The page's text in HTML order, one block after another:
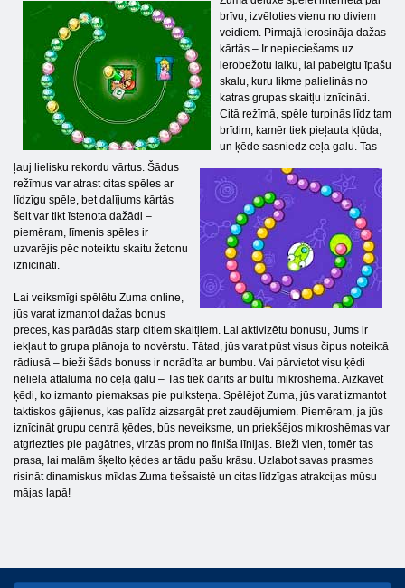
brīvu, izvēloties vienu no diviem
veidiem. Pirmajā ierosināja dažas
kārtās – Ir nepieciešams uz
ierobežotu laiku, lai pabeigtu īpašu
skalu, kuru likme palielinās no
katras grupas skaitļu iznīcināti.
Citā režīmā, spēle turpinās līdz tam
brīdim, kamēr tiek pieļauta kļūda,
un ķēde sasniedz ceļa galu. Tas
ļauj lielisku rekordu vārtus. Šādus
režīmus var atrast citas spēles ar
līdzīgu spēle, bet dalījums kārtās
šeit var tikt īstenota dažādi –
piemēram, līmenis spēles ir
uzvarējis pēc noteiktu skaitu žetonu
iznīcināti.
Lai veiksmīgi spēlētu Zuma online,
jūs varat izmantot dažas bonus
preces, kas parādās starp citiem skaitļiem. Lai aktivizētu bonusu, Jums ir
iekļaut to grupa plānoja to novērstu. Tātad, jūs varat pūst visus čipus noteiktā
rādiusā – bieži šāds bonuss ir norādīta ar bumbu. Vai pārvietot visu ķēdi
nelielā attālumā no ceļa galu – Tas tiek darīts ar bultu mikroshēmā. Aizkavēt
ķēdi, ko izmanto piemaksas pie pulksteņa. Spēlējot Zuma, jūs varat izmantot
taktiskos gājienus, kas palīdz aizsargāt pret zaudējumiem. Piemēram, ja jūs
iznīcināt grupu centrā ķēdes, būs neveiksme, un priekšējos mikroshēmas var
atgriezties pie pagātnes, virzās prom no finiša līnijas. Bieži vien, tomēr tas
prasa, lai malām šķelto ķēdes ar tādu pašu krāsu. Uzlabot savas prasmes
risināt dinamiskus mīklas Zuma tiešsaistē un citas līdzīgas atrakcijas mūsu
mājas lapā!